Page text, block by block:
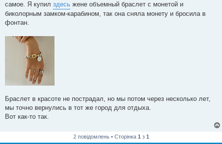
самое. Я купил здесь жене объемный браслет с монетой и
биколорным замком-карабином, так она сняла монету и бросила в
фонтан.
Браслет в красоте не пострадал, но мы потом через несколько лет,
мы точно вернулись в тот же город для отдыха.
Вот как-то так.
2 повідомлень • Сторінка 1 з 1